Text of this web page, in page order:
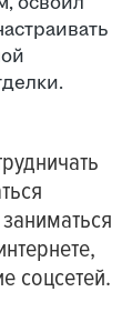
соцсетей.